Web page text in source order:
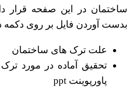
ساختمان در این صفحه قرار
بدست آوردن فایل بر روی دکمه
علت ترک های ساختمان
تحقیق آماده در مورد
پاورپوینت ppt